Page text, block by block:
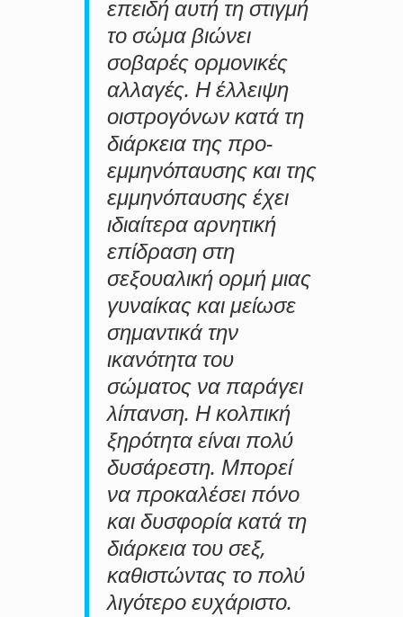
επειδή αυτή τη στιγμή
το σώμα βιώνει
σοβαρές ορμονικές
αλλαγές. Η έλλειψη
οιστρογόνων κατά τη
διάρκεια της προ-
εμμηνόπαυσης και της
εμμηνόπαυσης έχει
ιδιαίτερα αρνητική
επίδραση στη
σεξουαλική ορμή μιας
γυναίκας και μείωσε
σημαντικά την
ικανότητα του
σώματος να παράγει
λίπανση. Η κολπική
ξηρότητα είναι πολύ
δυσάρεστη. Μπορεί
να προκαλέσει πόνο
και δυσφορία κατά τη
διάρκεια του σεξ,
καθιστώντας το πολύ
λιγότερο ευχάριστο.